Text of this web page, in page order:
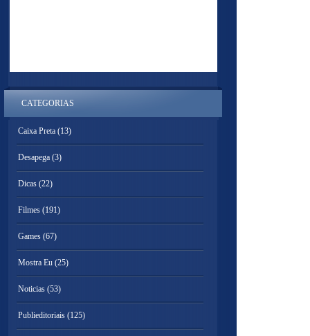
CATEGORIAS
Caixa Preta (13)
Desapega (3)
Dicas (22)
Filmes (191)
Games (67)
Mostra Eu (25)
Noticias (53)
Publieditoriais (125)